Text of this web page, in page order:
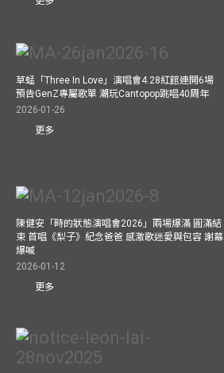
草蜢「Three In Love」演唱會4.28紅館連開6場
預告GenZ專屬歌單 潮玩Cantopop跳唱40周年
2026-01-26
更多
陳健安「時的狀態演唱會2026」兩場爆滿 圓滿結
束 首唱《梨子》紀念爸爸 感激歌迷愛與包容 謝幕
爆喊
2026-01-12
更多